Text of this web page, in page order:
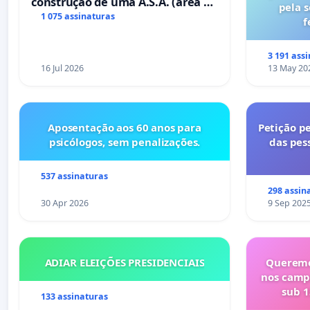
serviços para autocaravanas) em
1 075 assinaturas
16 Jul 2026
pela
3 191
13 May
Aposentação aos 60 anos para
psicólogos, sem penalizações.
537 assinaturas
30 Apr 2026
Petição
das
298
9 Sep
ADIAR ELEIÇÕES PRESIDENCIAIS
133 assinaturas
nos
sub